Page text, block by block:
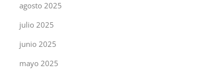
agosto 2025
julio 2025
junio 2025
mayo 2025